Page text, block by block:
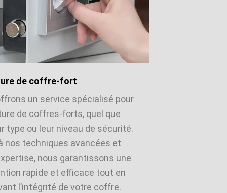
de coffre-fort
un service spécialisé pour
de coffres-forts, quel que
type ou leur niveau de sécurité.
nos techniques avancées et
nous garantissons une
rapide et efficace tout en
l’intégrité de votre coffre.